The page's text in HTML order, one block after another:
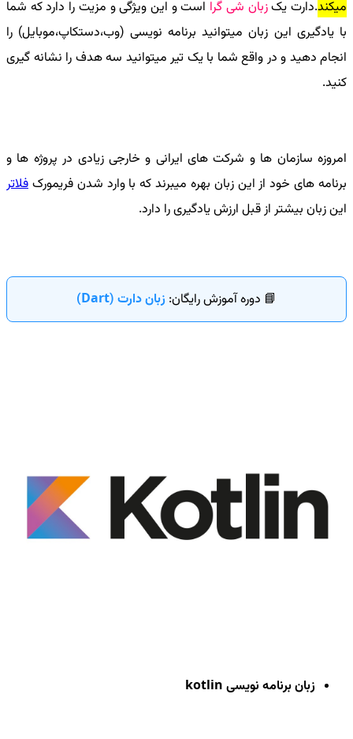
میکند.دارت یکزبان شی گرا است و این ویژگی و مزیت را دارد که شما
با یادگیری این زبان میتوانید برنامه نویسی (وب،دستکاپ،موبایل) را
انجام دهید و در واقع شما با یک تیر میتوانید سه هدف را نشانه گیری
کنید.
امروزه سازمان ها و شرکت های ایرانی و خارجی زیادی در پروژه ها و
برنامه های خود از این زبان بهره میبرند که با وارد شدن فریمورک فلاتر
این زبان بیشتر از قبل ارزش یادگیری را دارد.
📘 دوره آموزش رایگان: زبان دارت (Dart)
زبان برنامه نویسی kotlin